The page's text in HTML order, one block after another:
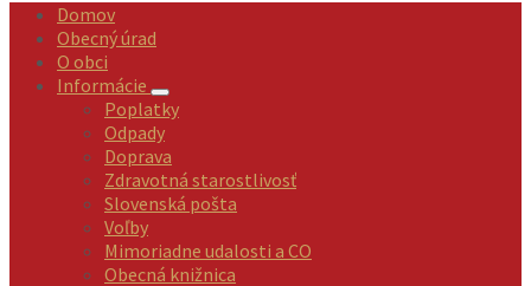
Domov
Obecný úrad
O obci
Informácie
Poplatky
Odpady
Doprava
Zdravotná starostlivosť
Slovenská pošta
Voľby
Mimoriadne udalosti a CO
Obecná knižnica